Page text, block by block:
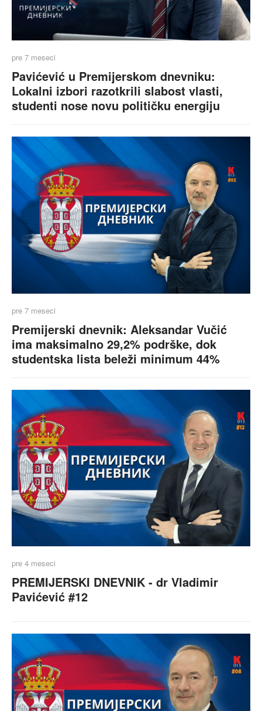
pre 7 meseci
Pavićević u Premijerskom dnevniku:
Lokalni izbori razotkrili slabost vlasti,
studenti nose novu političku energiju
pre 7 meseci
Premijerski dnevnik: Aleksandar Vučić
ima maksimalno 29,2% podrške, dok
studentska lista beleži minimum 44%
pre 4 meseci
PREMIJERSKI DNEVNIK - dr Vladimir
Pavićević #12